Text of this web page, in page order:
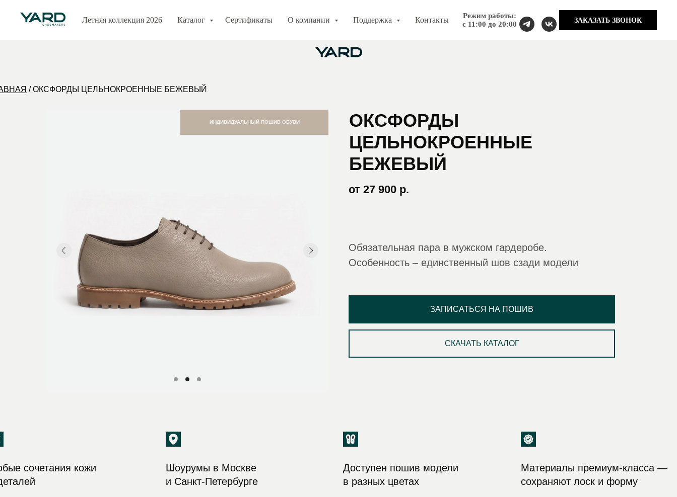
Летняя коллекция 2026 Каталог Сертификаты О компании Поддержка Контакты
Режим работы:
с 11:00 до 20:00
ЗАКАЗАТЬ ЗВОНОК
/ ОКСФОРДЫ ЦЕЛЬНОКРОЕННЫЕ БЕЖЕВЫЙ
Обязательная пара в мужском гардеробе.
Особенность – единственный шов сзади модели
Cтиль: Classic
ОКСФОРДЫ
ЦЕЛЬНОКРОЕННЫЕ
БЕЖЕВЫЙ
от 27 900 р.
СКАЧАТЬ КАТАЛОГ
ЗАПИСАТЬСЯ НА ПОШИВ
ИНДИВИДУАЛЬНЫЙ ПОШИВ ОБУВИ
Шоурумы в Москве
и Санкт-Петербурге
Доступен пошив модели
в разных цветах
Материалы премиум-класса —
сохраняют лоск и форму
сочетания кожи